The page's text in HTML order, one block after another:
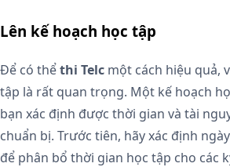
Lên kế hoạch học tập
Để có thểthi Telc một cách hiệu quả,
tập là rất quan trọng. Một kế hoạch
bạn xác định được thời gian và tài
chuẩn bị. Trước tiên, hãy xác định
để phân bổ thời gian học tập cho các